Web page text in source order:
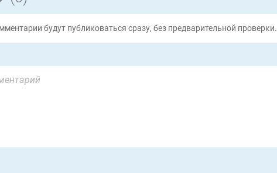
будут публиковаться сразу, без предварительной проверки.